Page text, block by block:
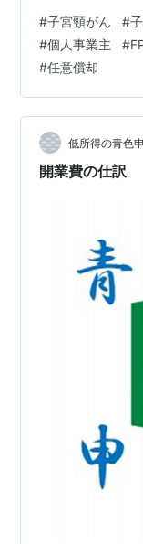
ります。 退職理
ればと思います
で退職しました
嫁さんの子宮摘
のガン細胞の発
行き、がんが体
#子宮頸がん #
#個人事業主 #
#任意償却
低所得の青色
開業費の仕訳